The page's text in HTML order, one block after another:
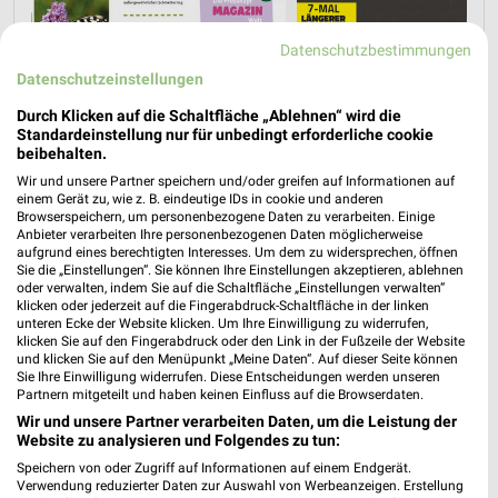
Jetzt alle "Hund & Katze" Themen entdecken!
MEHR PROSPEKTE
weekli - Prospekte & Angebote App
Alle Fressnapf Angebote immer griffbereit – mit der
kostenlosen weekli App für iOS & Android.
Datenschutzbestimmungen
Datenschutzeinstellungen
Durch Klicken auf die Schaltfläche „Ablehnen“ wird die
Standardeinstellung nur für unbedingt erforderliche cookie
beibehalten.
Wir und unsere Partner speichern und/oder greifen auf Informationen auf
einem Gerät zu, wie z. B. eindeutige IDs in cookie und anderen
Browserspeichern, um personenbezogene Daten zu verarbeiten. Einige
Anbieter verarbeiten Ihre personenbezogenen Daten möglicherweise
aufgrund eines berechtigten Interesses. Um dem zu widersprechen, öffnen
Sie die „Einstellungen“. Sie können Ihre Einstellungen akzeptieren, ablehnen
oder verwalten, indem Sie auf die Schaltfläche „Einstellungen verwalten“
klicken oder jederzeit auf die Fingerabdruck-Schaltfläche in der linken
unteren Ecke der Website klicken. Um Ihre Einwilligung zu widerrufen,
klicken Sie auf den Fingerabdruck oder den Link in der Fußzeile der Website
und klicken Sie auf den Menüpunkt „Meine Daten“. Auf dieser Seite können
Sie Ihre Einwilligung widerrufen. Diese Entscheidungen werden unseren
Partnern mitgeteilt und haben keinen Einfluss auf die Browserdaten.
Wir und unsere Partner verarbeiten Daten, um die Leistung der
Website zu analysieren und Folgendes zu tun:
Speichern von oder Zugriff auf Informationen auf einem Endgerät.
Verwendung reduzierter Daten zur Auswahl von Werbeanzeigen. Erstellung